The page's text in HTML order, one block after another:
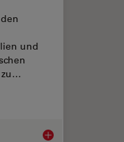
und
zu…
Das Prinzip der